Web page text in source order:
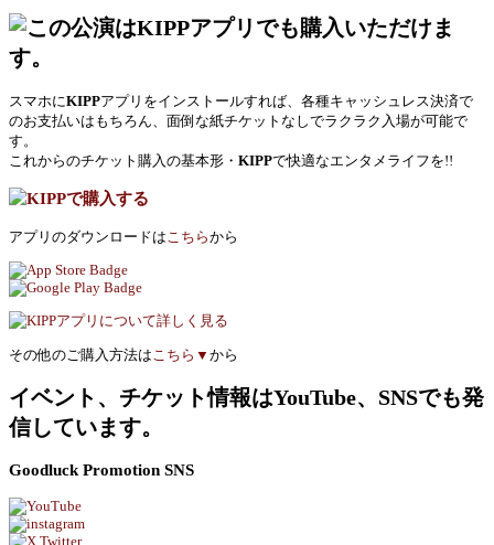
スマホにKIPPアプリをインストールすれば、各種キャッシュレス決済で
のお支払いはもちろん、面倒な紙チケットなしでラクラク入場が可能で
す。
これからのチケット購入の基本形・ KIPPで快適なエンタメライフを!!
アプリのダウンロードはこちらから
その他のご購入方法はこちら▼ から
イベント、チケット情報はYouTube、SNSでも発
信しています。
Goodluck Promotion SNS